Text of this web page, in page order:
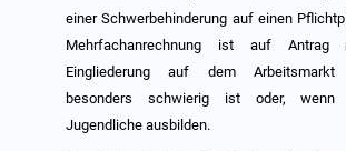
einer Schwerbehinderung auf einen
Mehrfachanrechnung ist auf Antrag
Eingliederung auf dem Arbeitsmarkt
besonders schwierig ist oder, wenn
Jugendliche ausbilden.